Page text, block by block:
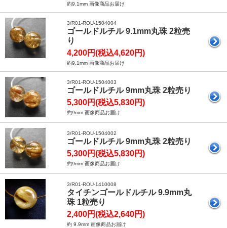
約9.1mm 画像商品お届け
3/R01-ROU-1504004
ゴールドルチル 9.1mm丸珠 2粒売
り
4,200円(税込4,620円)
約9.1mm 画像商品お届け
3/R01-ROU-1504003
ゴールドルチル 9mm丸珠 2粒売り
5,300円(税込5,830円)
約9mm 画像商品お届け
3/R01-ROU-1504002
ゴールドルチル 9mm丸珠 2粒売り
5,300円(税込5,830円)
約9mm 画像商品お届け
3/R01-ROU-1410008
タイチンゴールドルチル 9.9mm丸
珠 1粒売り
2,400円(税込2,640円)
約 9.9mm 画像商品お届け